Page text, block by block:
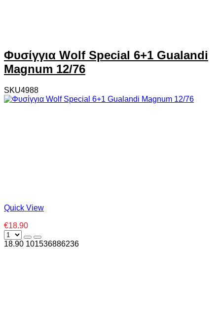
Φυσίγγια Wolf Special 6+1 Gualandi
Magnum 12/76
SKU4988
Quick View
€18.90
18.90 101536886236